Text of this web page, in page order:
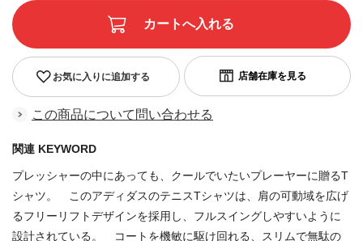
お気に入りに追加する
この商品について問い合わせる
関連 KEYWORD
プレッシャーの中にあっても、クールでいたいプレーヤーに贈るT
シャツ。 このアディダスのテニスTシャツは、肩の可動域を広げ
るフリーリフトデザインを採用し、フルスイングしやすいように
設計されている。 コートを機敏に駆け回れる、スリムで無駄の